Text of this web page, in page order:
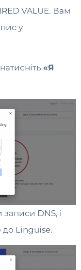
VALUE. Вам
у
«Я
DNS, і
до Linguise.